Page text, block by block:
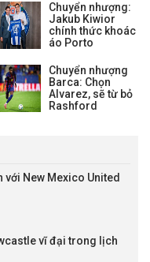
của Elche CF
kỳ chuyển nhượng mùa
Chuyển nhượng:
Jakub Kiwior
chính thức khoác
áo Porto
Chuyển nhượng
Barca: Chọn
Alvarez, sẽ từ bỏ
Rashford
với New Mexico United
vĩ đại trong lịch